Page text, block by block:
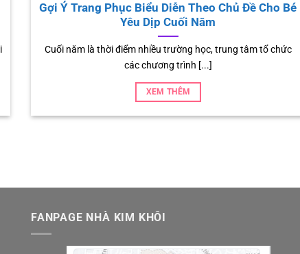
Cùng tôi đi tìm nguồn gốc chiếc áo bà ba
Đặc điểm chiếc áo bà ba Chiếc áo bà ba là một loại trang
phục [...]
5
FANPAGE NHÀ KIM KHÔI